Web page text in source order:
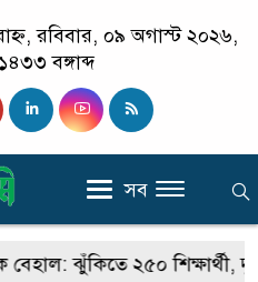
রবিবার, ০৯ অগাস্ট ২০২৬,
বঙ্গাব্দ
সব
২৫০ শিক্ষার্থী, দুর্ভোগে